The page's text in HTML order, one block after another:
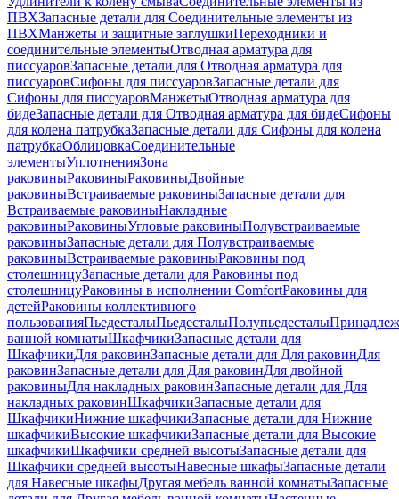
ПВХЗапасные детали для Соединительные элементы из
ПВХМанжеты и защитные заглушкиПереходники и
соединительные элементыОтводная арматура для
писсуаровЗапасные детали для Отводная арматура для
писсуаровCифоны для писсуаровЗапасные детали для
Cифоны для писсуаровМанжетыОтводная арматура для
бидеЗапасные детали для Отводная арматура для бидеСифоны
для колена патрубкаЗапасные детали для Сифоны для колена
патрубкаОблицовкаСоединительные
элементыУплотненияЗона
раковиныРаковиныРаковиныДвойные
раковиныВстраиваемые раковиныЗапасные детали для
Встраиваемые раковиныНакладные
раковиныРаковиныУгловые раковиныПолувстраиваемые
раковиныЗапасные детали для Полувстраиваемые
раковиныВстраиваемые раковиныРаковины под
столешницуЗапасные детали для Раковины под
столешницуРаковины в исполнении ComfortPаковины для
детейРаковины коллективного
пользованияПьедесталыПьедесталыПолупьедесталы
ванной комнатыШкафчикиЗапасные детали для
ШкафчикиДля раковинЗапасные детали для Для раковинДля
раковинЗапасные детали для Для раковинДля двойной
раковиныДля накладных pаковинЗапасные детали для Для
накладных pаковинШкафчикиЗапасные детали для
ШкафчикиНижние шкафчикиЗапасные детали для Нижние
шкафчикиВысокие шкафчикиЗапасные детали для Высокие
шкафчикиШкафчики средней высотыЗапасные детали для
Шкафчики средней высотыНавесные шкафыЗапасные детали
для Навесные шкафыДругая мебель ванной комнатыЗапасные